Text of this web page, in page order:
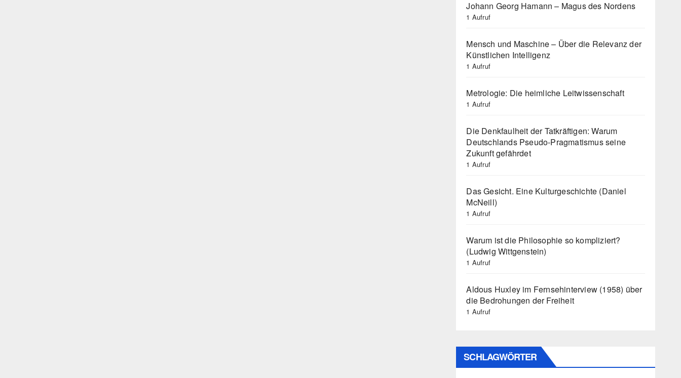
Johann Georg Hamann – Magus des Nordens
1 Aufruf
Mensch und Maschine – Über die Relevanz der
Künstlichen Intelligenz
1 Aufruf
Metrologie: Die heimliche Leitwissenschaft
1 Aufruf
Die Denkfaulheit der Tatkräftigen: Warum
Deutschlands Pseudo-Pragmatismus seine
Zukunft gefährdet
1 Aufruf
Das Gesicht. Eine Kulturgeschichte (Daniel
McNeill)
1 Aufruf
Warum ist die Philosophie so kompliziert?
(Ludwig Wittgenstein)
1 Aufruf
Aldous Huxley im Fernsehinterview (1958) über
die Bedrohungen der Freiheit
1 Aufruf
SCHLAGWÖRTER